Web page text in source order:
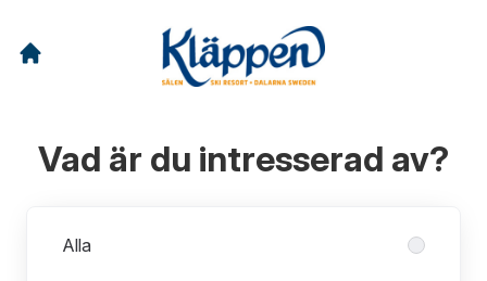
Vad är du intresserad av?
Alla